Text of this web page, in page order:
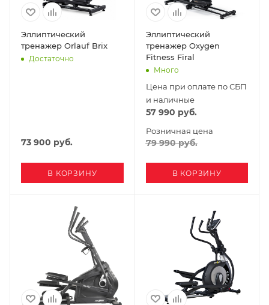
Эллиптический
тренажер Orlauf Brix
Достаточно
73 900 руб.
В КОРЗИНУ
Эллиптический
тренажер Oxygen
Fitness Firal
Много
Цена при оплате по СБП
и наличные
57 990 руб.
Розничная цена
79 990руб.
В КОРЗИНУ